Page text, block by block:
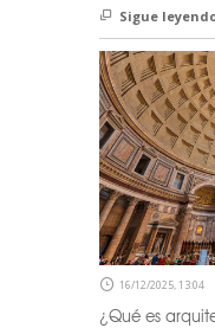
Sigue
16/12/2025, 13:04
¿Qué es